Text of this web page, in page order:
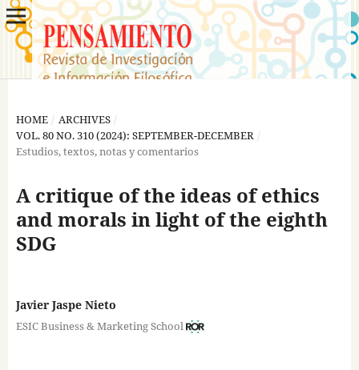
HOME / ARCHIVES /
VOL. 80 NO. 310 (2024): SEPTEMBER-DECEMBER /
Estudios, textos, notas y comentarios
A critique of the ideas of ethics
and morals in light of the eighth
SDG
Javier Jaspe Nieto
ESIC Business & Marketing School